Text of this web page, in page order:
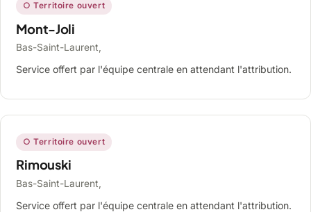
○ Territoire ouvert
Mont-Joli
Bas-Saint-Laurent,
Service offert par l'équipe centrale en attendant l'attribution.
○ Territoire ouvert
Rimouski
Bas-Saint-Laurent,
Service offert par l'équipe centrale en attendant l'attribution.